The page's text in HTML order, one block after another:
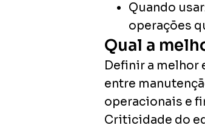
Quando
operações
Qual a
Definir a melhor
entre
operacionais e
Criticidade do